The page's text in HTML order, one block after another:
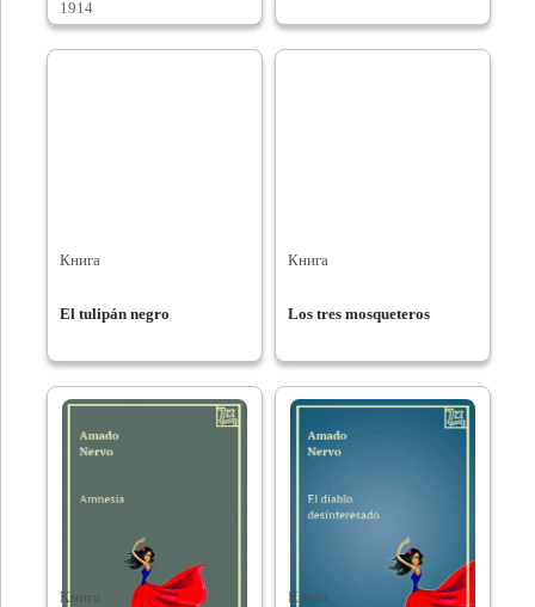
1914
Книга
El tulipán negro
Книга
Los tres mosqueteros
Книга Книга